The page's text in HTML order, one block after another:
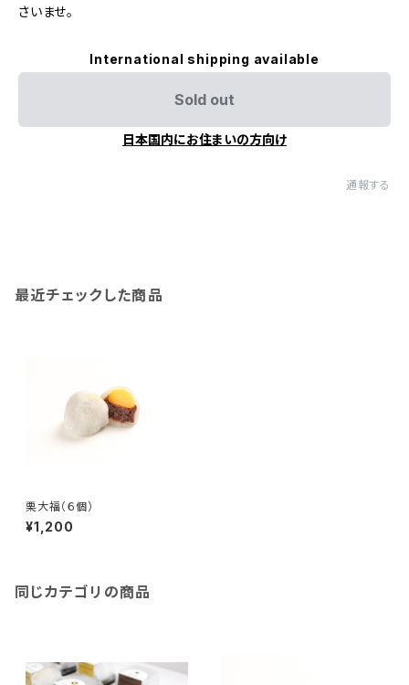
さいませ。
International shipping available
Sold out
日本国内にお住まいの方向け
通報する
最近チェックした商品
栗大福（６個）
¥1,200
同じカテゴリの商品